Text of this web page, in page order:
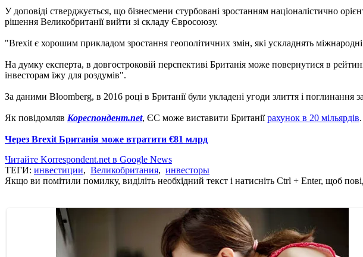
У доповіді стверджується, що бізнесмени стурбовані зростанням націоналістично
рішення Великобританії вийти зі складу Євросоюзу.
"Brexit є хорошим прикладом зростання геополітичних змін, які ускладнять
На думку експерта, в довгостроковій перспективі Британія може повернутися в
інвесторам їжу для роздумів".
За даними Bloomberg, в 2016 році в Британії були укладені угоди злиття і
Як повідомляв Кореспондент.net, ЄС може виставити Британіїрахунок в 20 мільярдів.
Через Brexit Британія може втратити €81 млрд
Читайте Korrespondent.net в Google News
ТЕГИ: инвестиции, Великобритания, инвесторы
Якщо ви помітили помилку, виділіть необхідний текст і натисніть Ctrl + Enter, щоб